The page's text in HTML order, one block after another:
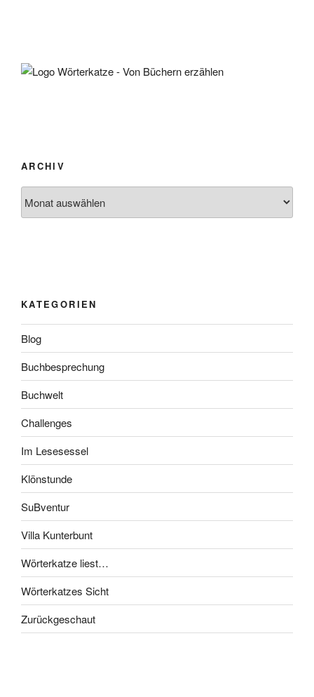
ARCHIV
KATEGORIEN
Blog
Buchbesprechung
Buchwelt
Challenges
Im Lesesessel
Klönstunde
SuBventur
Villa Kunterbunt
Wörterkatze liest…
Wörterkatzes Sicht
Zurückgeschaut